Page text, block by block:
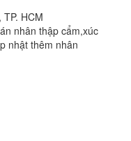
HCM
nhân thập cẩm,xúc
nhật thêm nhân